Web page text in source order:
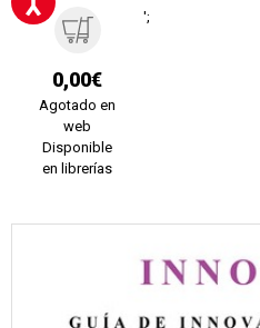
0,00€
Agotado en
web
Disponible
en librerías
';